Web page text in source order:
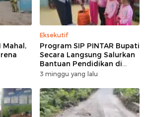
Mahal,
Eksekutif
Program SIP PINTAR Bupati
Secara Langsung Salurkan
Bantuan Pendidikan di
Desa Mampuak ll
3 minggu yang lalu